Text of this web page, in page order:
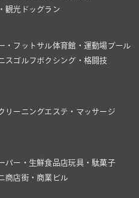
観光 ドッグラン
・フットサル体育館・運動場プール
ス ゴルフ ボクシング・格闘技
リーニングエステ・マッサージ
パー・生鮮食品店玩具・駄菓子
商店街・商業ビル